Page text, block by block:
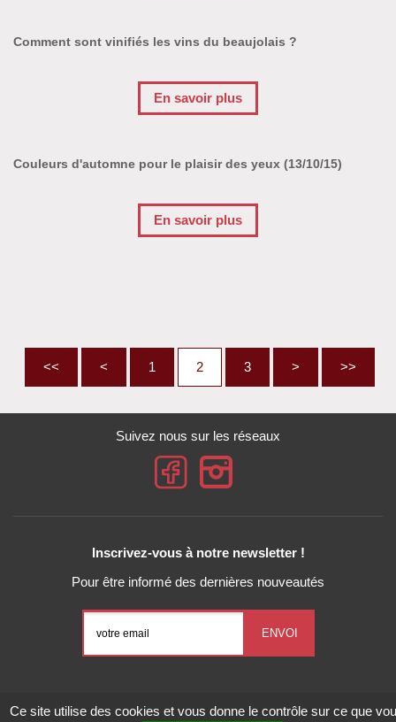
Comment sont vinifiés les vins du beaujolais ?
En savoir plus
Couleurs d'automne pour le plaisir des yeux (13/10/15)
En savoir plus
<< < 1 2 3 > >>
Suivez nous sur les réseaux
Inscrivez-vous à notre newsletter !
Pour être informé des dernières nouveautés
Gestion des données personnelles
Exercez vos droits
Ce site utilise des cookies et vous donne le contrôle sur ce que